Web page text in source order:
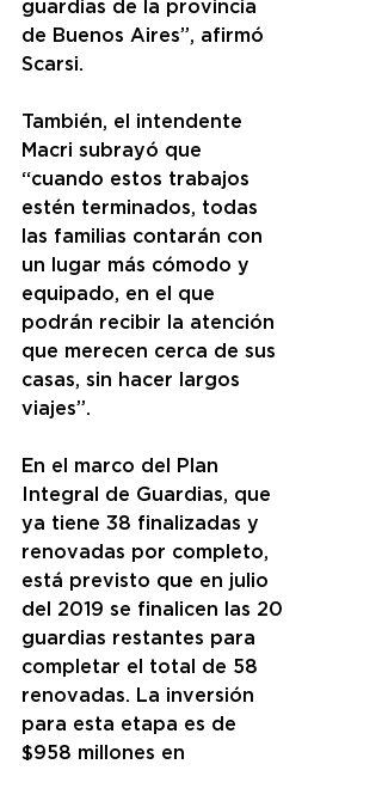
guardias de la provincia
de Buenos Aires”, afirmó
Scarsi.
También, el intendente
Macri subrayó que
“cuando estos trabajos
estén terminados, todas
las familias contarán con
un lugar más cómodo y
equipado, en el que
podrán recibir la atención
que merecen cerca de sus
casas, sin hacer largos
viajes”.
En el marco del Plan
Integral de Guardias, que
ya tiene 38 finalizadas y
renovadas por completo,
está previsto que en julio
del 2019 se finalicen las 20
guardias restantes para
completar el total de 58
renovadas. La inversión
para esta etapa es de
$958 millones en